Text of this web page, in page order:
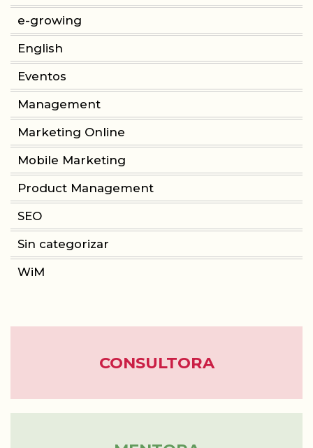
CONSULTORIA
FORMACIÓN
e-growing
English
Eventos
Management
Marketing Online
Mobile Marketing
Product Management
SEO
Sin categorizar
WiM
CONSULTORA